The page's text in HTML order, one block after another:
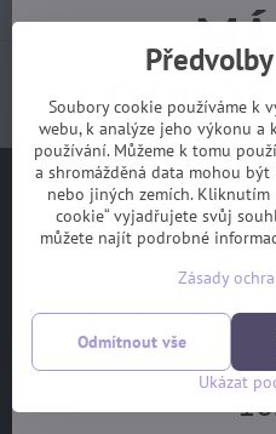
Jak jsou s našimi
zákazníci? (z webu
Užitečné odkazy
Na hlavní stranu
Ceník servisních prací
Garanční prohlídka
OBCHODNÍ PODMÍNKY
Soubory cookie používáme k
webu, k analýze jeho výkonu a
používání. Můžeme k tomu
a shromážděná data mohou být
nebo jiných zemích. Kliknutím
cookie“ vyjadřujete svůj
můžete najít podrobné
Zásady
Ukázat
Odmítnout vše
Objednávky z
Servis pro
zákazníky